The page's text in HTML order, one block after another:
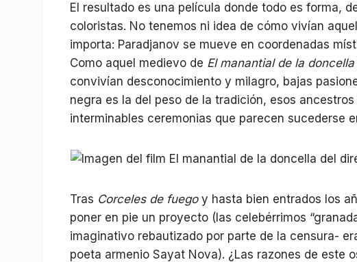
El resultado es una película donde todo es forma,
coloristas. No tenemos ni idea de cómo vivían
importa: Paradjanov se mueve en coordenadas
Como aquel medievo de El manantial de la doncella
convivían desconocimiento y milagro, bajas
negra es la del peso de la tradición, esos
interminables ceremonias que parecen sucederse
Tras Corceles de fuegoy hasta bien entrados los
poner en pie un proyecto (las celebérrimos
imaginativo rebautizado por parte de la censura-
poeta armenio Sayat Nova). ¿Las razones de este